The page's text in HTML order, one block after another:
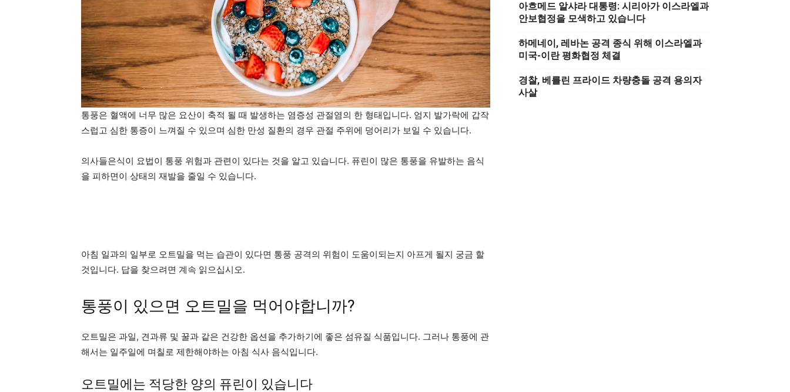
통풍은 혈액에 너무 많은 요산이 축적 될 때 발생하는 염증성 관절염의 한 형태입니다. 엄지 발가락에 갑작
스럽고 심한 통증이 느껴질 수 있으며 심한 만성 질환의 경우 관절 주위에 덩어리가 보일 수 있습니다.
의사들은식이 요법이 통풍 위험과 관련이 있다는 것을 알고 있습니다. 퓨린이 많은 통풍을 유발하는 음식
을 피하면이 상태의 재발을 줄일 수 있습니다.
아침 일과의 일부로 오트밀을 먹는 습관이 있다면 통풍 공격의 위험이 도움이되는지 아프게 될지 궁금 할
것입니다. 답을 찾으려면 계속 읽으십시오.
통풍이 있으면 오트밀을 먹어야합니까?
오트밀은 과일, 견과류 및 꿀과 같은 건강한 옵션을 추가하기에 좋은 섬유질 식품입니다. 그러나 통풍에 관
해서는 일주일에 며칠로 제한해야하는 아침 식사 음식입니다.
오트밀에는 적당한 양의 퓨린이 있습니다
아흐메드 알샤라 대통령: 시리아가 이스라엘과
안보협정을 모색하고 있습니다
하메네이, 레바논 공격 종식 위해 이스라엘과
미국-이란 평화협정 체결
경찰, 베를린 프라이드 차량충돌 공격 용의자
사살